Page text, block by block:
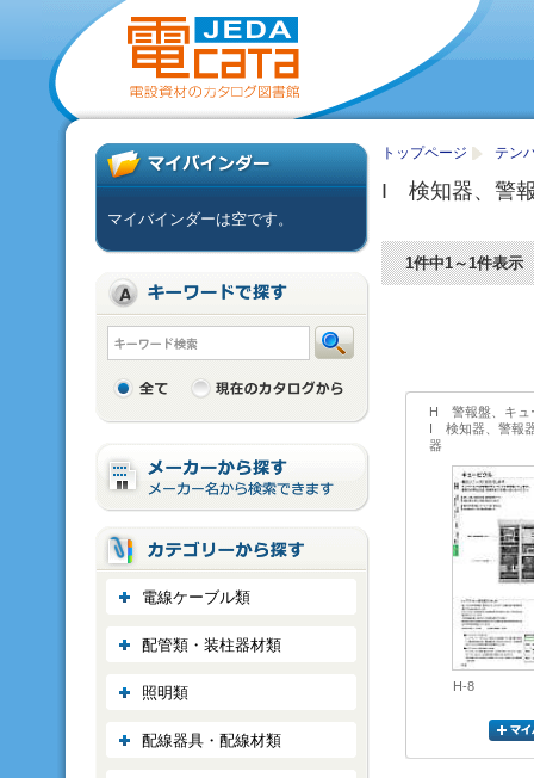
トップページ テン
I 検知器、警
1件中1～1件表示
H 警報盤、キュ
I 検知器、警報
器
H-8
マイバインダーは空です。
電線ケーブル類
配管類・装柱器材類
照明類
配線器具・配線材類